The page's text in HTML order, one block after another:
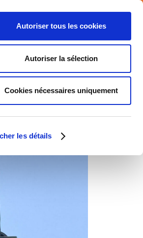
les détails
Autoriser tous les cookies
Autoriser la sélection
Cookies nécessaires uniquement
MY ATALIAN